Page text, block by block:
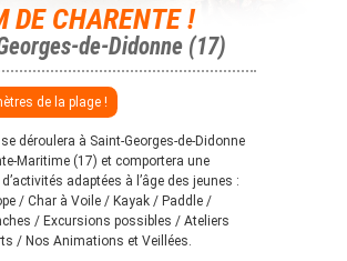
DE CHARENTE !
de-Didonne (17)
de la plage !
déroulera à Saint-Georges-de-Didonne
Maritime (17) et comportera une
adaptées à l’âge des jeunes :
/ Char à Voile / Kayak / Paddle /
/ Excursions possibles / Ateliers
/ Nos Animations et Veillées.